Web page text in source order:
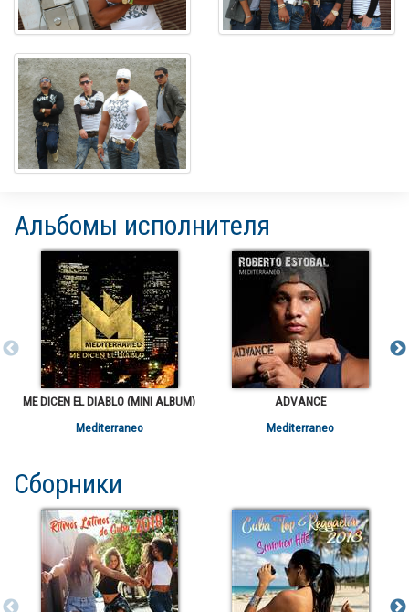
Альбомы исполнителя
ME DICEN EL DIABLO (MINI ALBUM)
Mediterraneo
ADVANCE
Mediterraneo
Сборники